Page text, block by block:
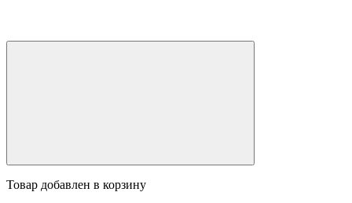
Товар добавлен в корзину